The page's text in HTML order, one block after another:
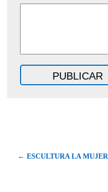
← ESCULTURA LA MUJER